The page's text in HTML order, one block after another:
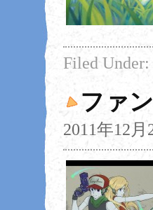
Filed Under:
ファ
2011年12月